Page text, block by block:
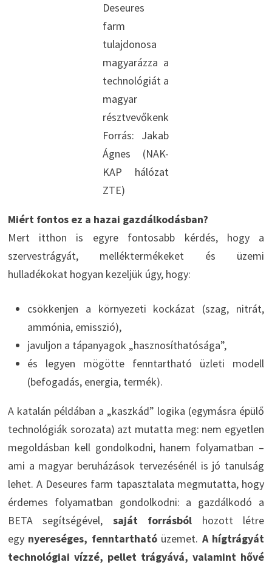
Deseures
farm
tulajdonosa
magyarázza a
technológiát a
magyar
résztvevőkenk
Forrás: Jakab
Ágnes (NAK-
KAP hálózat
ZTE)
Miért fontos ez a hazai gazdálkodásban?
Mert itthon is egyre fontosabb kérdés, hogy a
szervestrágyát, melléktermékeket és üzemi
hulladékokat hogyan kezeljük úgy, hogy:
csökkenjen a környezeti kockázat (szag, nitrát,
ammónia, emisszió),
javuljon a tápanyagok „hasznosíthatósága”,
és legyen mögötte fenntartható üzleti modell
(befogadás, energia, termék).
A katalán példában a „kaszkád” logika (egymásra épülő
technológiák sorozata) azt mutatta meg: nem egyetlen
megoldásban kell gondolkodni, hanem folyamatban –
ami a magyar beruházások tervezésénél is jó tanulság
lehet. A Deseures farm tapasztalata megmutatta, hogy
érdemes folyamatban gondolkodni: a gazdálkodó a
BETA segítségével, saját forrásból hozott létre
egy nyereséges, fenntarthatóüzemet. A hígtrágyát
technológiai vízzé, pellet trágyává, valamint hővé